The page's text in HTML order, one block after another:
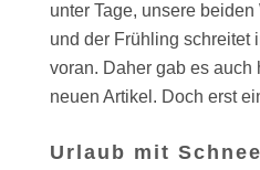
unter Tage, unsere
und der Frühling schreitet
voran. Daher gab es auch
neuen Artikel. Doch erst
Urlaub mit Schnee